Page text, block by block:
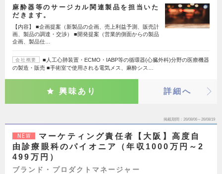
麻酔器等のサージカル関連製品を担当いた
だきます。
【内容】 ■企画提案（新製品の企画、売上利益予測、販売計
画、製品の調達・交渉） ■開発提案（営業的側面からの製品
企画、製品仕…
会社概要
■人工心肺装置・ECMO・IABP等の循環器(心臓外科)分野の医療機器
の製造・販売 ■手術室で使用される電気メス、麻酔シス…
興味あり 詳細へ
掲載期間 26/08/06～26/08/19
NEW
マーケティング責任者【大阪】高度自
由診療眼科のパイオニア（年収1000万円～2
499万円）
ブランド・プロダクトマネージャー